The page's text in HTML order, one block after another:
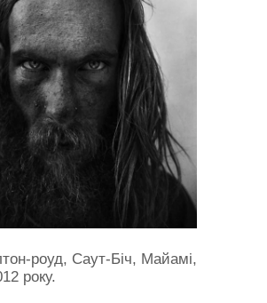
роуд, Саут-Біч, Майамі,
року.